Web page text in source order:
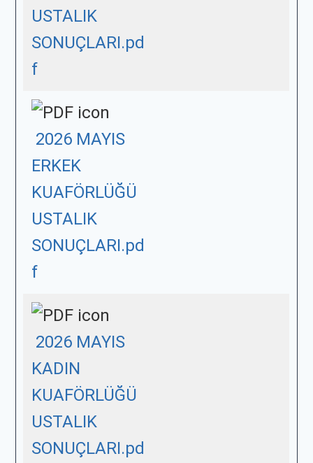
USTALIK
SONUÇLARI.pd
f
2026 MAYIS
ERKEK
KUAFÖRLÜĞÜ
USTALIK
SONUÇLARI.pd
f
2026 MAYIS
KADIN
KUAFÖRLÜĞÜ
USTALIK
SONUÇLARI.pd